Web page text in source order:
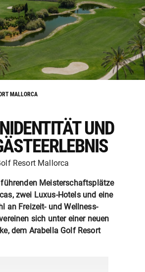
MALLORCA
UND
Resort Mallorca
führenden Meisterschaftsplätze
zwei Luxus-Hotels und eine
an Freizeit- und Wellness-
sich unter einer neuen
dem Arabella Golf Resort